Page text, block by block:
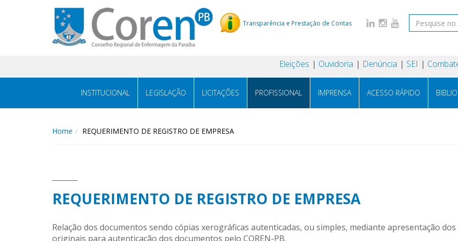
Transparência e Prestação de Contas
Eleições Ouvidoria Denúncia SEI
INSTITUCIONAL LEGISLAÇÃO LICITAÇÕES PROFISSIONAL IMPRENSA ACESSO RÁPIDO
Home REQUERIMENTO DE REGISTRO DE EMPRESA
REQUERIMENTO DE REGISTRO DE EMPRESA
Relação dos documentos sendo cópias xerográficas autenticadas, ou simples, mediante apresentação dos
originais para autenticação dos documentos pelo COREN-PB.